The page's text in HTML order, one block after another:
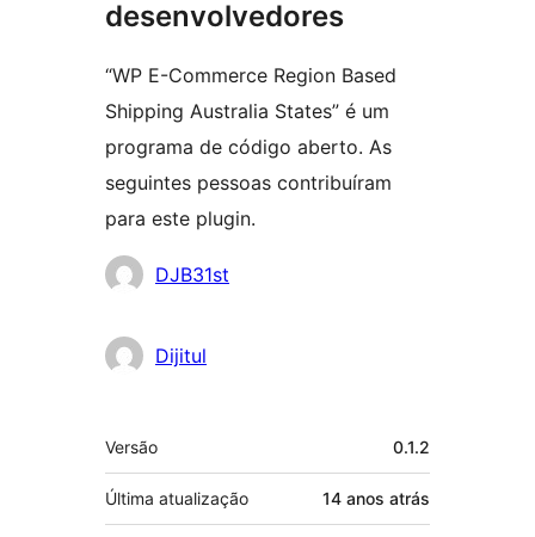
desenvolvedores
“WP E-Commerce Region Based
Shipping Australia States” é um
programa de código aberto. As
seguintes pessoas contribuíram
para este plugin.
Colaboradores
DJB31st
Dijitul
Meta
Versão 0.1.2
Última atualização 14 anos atrás